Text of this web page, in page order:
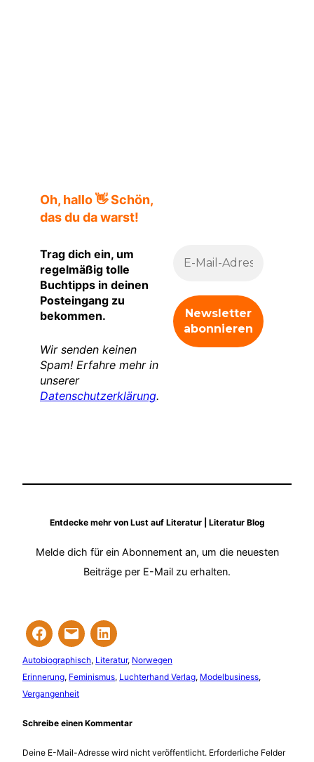
Oh, hallo 👋 Schön,
das du da warst!
Trag dich ein, um
regelmäßig tolle
Buchtipps in deinen
Posteingang zu
bekommen.
Wir senden keinen
Spam! Erfahre mehr in
unserer
Datenschutzerklärung.
Entdecke mehr von Lust auf Literatur | Literatur Blog
Melde dich für ein Abonnement an, um die neuesten
Beiträge per E-Mail zu erhalten.
Autobiographisch, Literatur, Norwegen
Erinnerung, Feminismus, Luchterhand Verlag, Modelbusiness
Vergangenheit
Schreibe einen Kommentar
Deine E-Mail-Adresse wird nicht veröffentlicht. Erforderliche Felder